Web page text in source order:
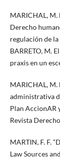
MARICHAL, M.
Derecho
regulación de
BARRETO, M.
praxis en un
MARICHAL, M.
administrativa
Plan AccionAR
Revista
MARTIN, F. F.
Law Sources